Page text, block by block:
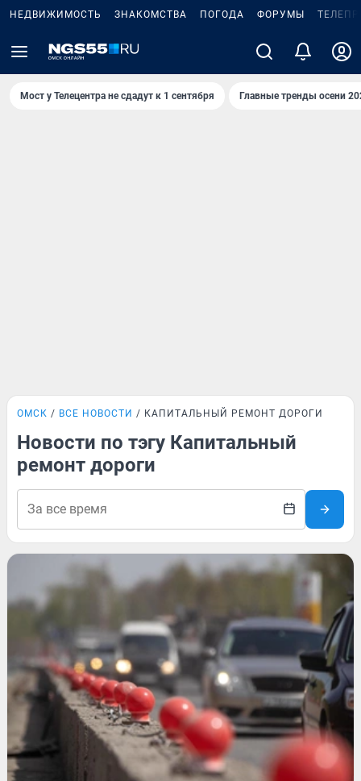
НЕДВИЖИМОСТЬ ЗНАКОМСТВА ПОГОДА ФОРУМЫ
Мост у Телецентра не сдадут к 1 сентября Главные тренды осени
ОМСК ВСЕ НОВОСТИ КАПИТАЛЬНЫЙ РЕМОНТ ДОРОГИ
Новости по тэгу Капитальный
ремонт дороги